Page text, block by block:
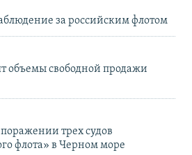
за российским флотом
объемы свободной продажи
трех судов
флота» в Черном море